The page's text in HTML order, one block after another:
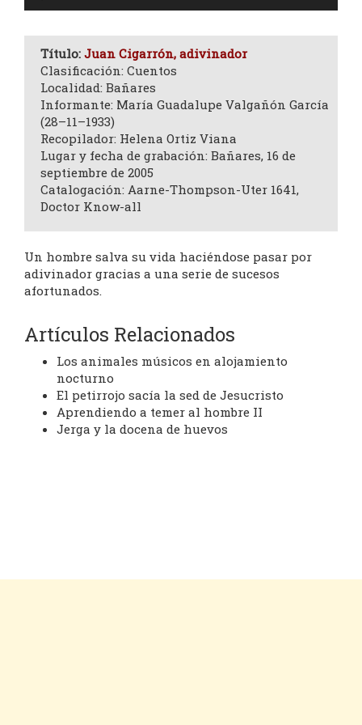
Título: Juan Cigarrón, adivinador
Clasificación: Cuentos
Localidad: Bañares
Informante: María Guadalupe Valgañón García
(28–11–1933)
Recopilador: Helena Ortiz Viana
Lugar y fecha de grabación: Bañares, 16 de
septiembre de 2005
Catalogación: Aarne-Thompson-Uter 1641,
Doctor Know-all
Un hombre salva su vida haciéndose pasar por
adivinador gracias a una serie de sucesos
afortunados.
Artículos Relacionados
Los animales músicos en alojamiento
nocturno
El petirrojo sacía la sed de Jesucristo
Aprendiendo a temer al hombre II
Jerga y la docena de huevos